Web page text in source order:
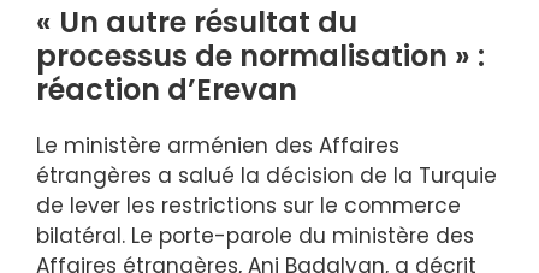
« Un autre résultat du
processus de normalisation » :
réaction d’Erevan
Le ministère arménien des Affaires
étrangères a salué la décision de la Turquie
de lever les restrictions sur le commerce
bilatéral. Le porte-parole du ministère des
Affaires étrangères, Ani Badalyan, a décrit